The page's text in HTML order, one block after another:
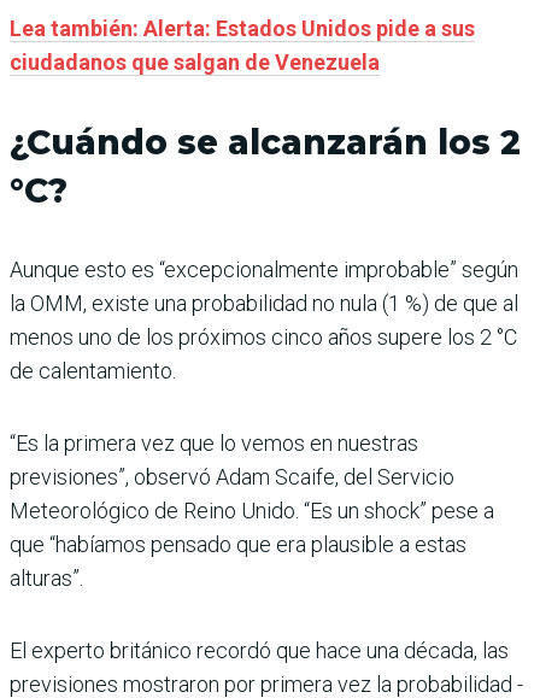
Lea también: Alerta: Estados Unidos pide a sus
ciudadanos que salgan de Venezuela
¿Cuándo se alcanzarán los 2
°C?
Aunque esto es “excepcionalmente improbable” según
la OMM, existe una probabilidad no nula (1 %) de que al
menos uno de los próximos cinco años supere los 2 °C
de calentamiento.
“Es la primera vez que lo vemos en nuestras
previsiones”, observó Adam Scaife, del Servicio
Meteorológico de Reino Unido. “Es un shock” pese a
que “habíamos pensado que era plausible a estas
alturas”.
El experto británico recordó que hace una década, las
previsiones mostraron por primera vez la probabilidad -